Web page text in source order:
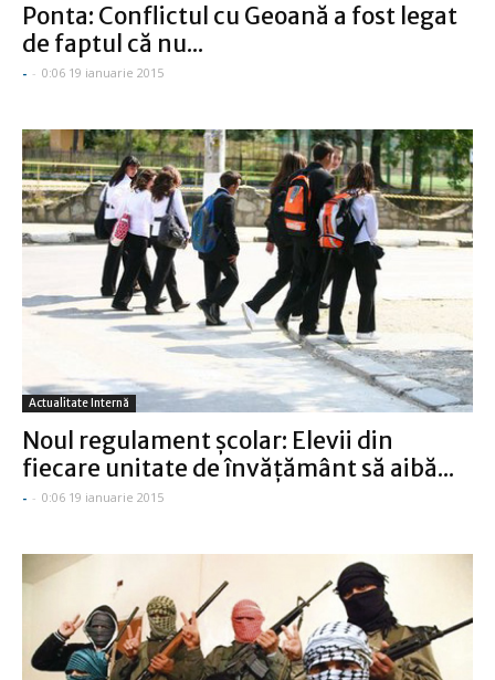
Ponta: Conflictul cu Geoană a fost legat
de faptul că nu...
- - 0:06 19 ianuarie 2015
Actualitate Internă
Noul regulament şcolar: Elevii din
fiecare unitate de învăţământ să aibă...
- - 0:06 19 ianuarie 2015